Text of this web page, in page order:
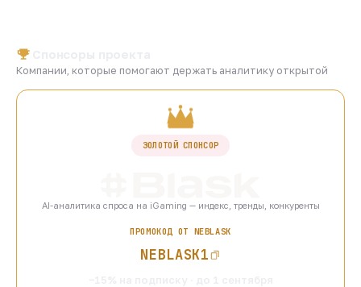
Компании, которые помогают держать аналитику открытой
ЗОЛОТОЙ СПОНСОР
AI-аналитика спроса на iGaming — индекс, тренды, конкуренты
ПРОМОКОД ОТ NEBLASK
NEBLASK1